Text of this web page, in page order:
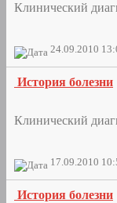
Клинический
24.09.2010
История болезни
Клинический
17.09.2010
История болезни